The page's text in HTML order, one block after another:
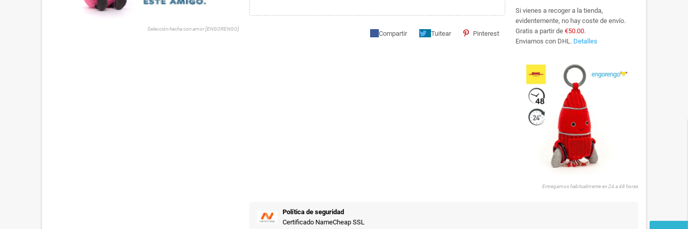
Selección hecha con amor [ENGORENGO]
Compartir Tuitear Pinterest
Si vienes a recoger a la tienda,
evidentemente, no hay coste de envío.
Gratis a partir de €50.00.
Enviamos con DHL. Detalles
Entregamos habitualmente en 24 a 48 horas
Política de seguridad
Certificado NameCheap SSL